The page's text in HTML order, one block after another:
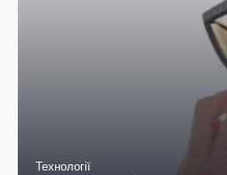
Технології